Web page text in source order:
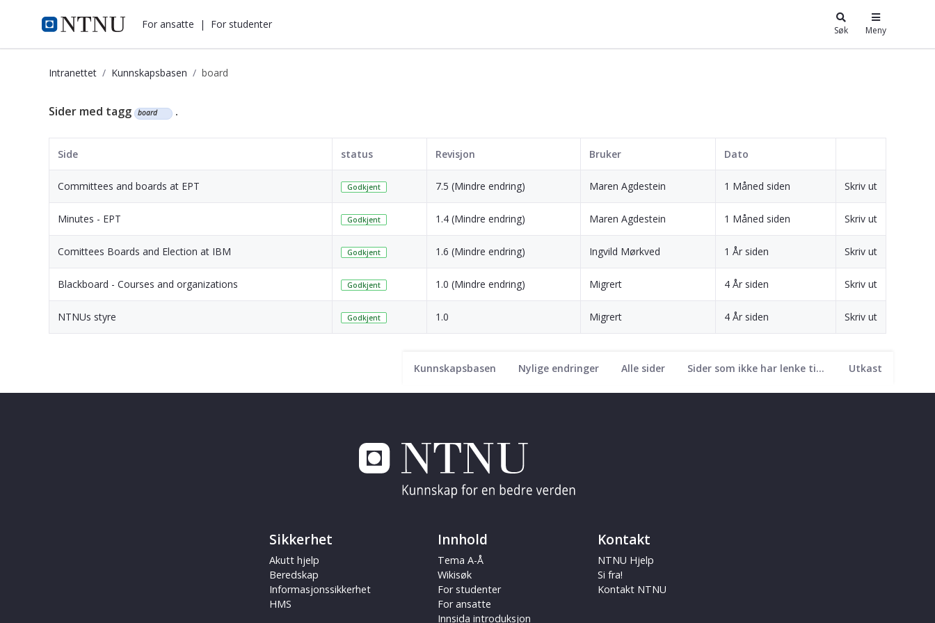
i.ntnu.no For ansatte | For studenter Søk Meny
Intranettet Kunnskapsbasen board
Kunnskapsbasen
Kunnskapsbasen Nylige endringer Alle sider Sider som ikke har lenke til seg Utkast
Sider med tagg board .
Side status Revisjon Bruker Dato
Committees and boards at EPT Godkjent 7.5 (Mindre endring) Maren Agdestein 1 Måned siden Skriv ut
Minutes - EPT Godkjent 1.4 (Mindre endring) Maren Agdestein 1 Måned siden Skriv ut
Comittees Boards and Election at IBM Godkjent 1.6 (Mindre endring) Ingvild Mørkved 1 År siden Skriv ut
Blackboard - Courses and organizations Godkjent 1.0 (Mindre endring) Migrert 4 År siden Skriv ut
NTNUs styre Godkjent 1.0 Migrert 4 År siden Skriv ut
Sikkerhet
Akutt hjelp
Beredskap
Informasjonssikkerhet
HMS
Innhold
Tema A-Å
Wikisøk
For studenter
For ansatte
Innsida introduksjon
Kontakt
NTNU Hjelp
Si fra!
Kontakt NTNU